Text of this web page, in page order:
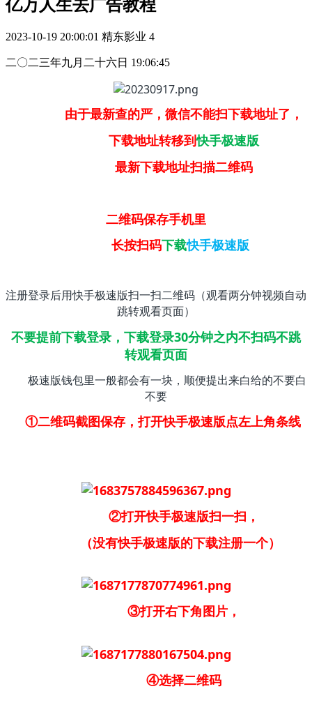
亿万人生去广告教程
2023-10-19 20:00:01 精东影业 4
二〇二三年九月二十六日 19:06:45
由于最新查的严，微信不能扫下载地址了，
下载地址转移到快手极速版
最新下载地址扫描二维码
二维码保存手机里
长按扫码下载快手极速版
注册登录后用快手极速版扫一扫二维码（观看两分钟视频自动
跳转观看页面）
不要提前下载登录，下载登录30分钟之内不扫码不跳
转观看页面
极速版钱包里一般都会有一块，顺便提出来白给的不要白
不要
①二维码截图保存，打开快手极速版点左上角条线
②打开快手极速版扫一扫，
（没有快手极速版的下载注册一个）
③打开右下角图片，
④选择二维码